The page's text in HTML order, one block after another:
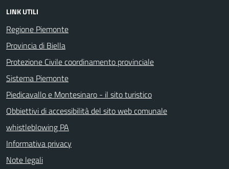
LINK UTILI
Regione Piemonte
Provincia di Biella
Protezione Civile coordinamento provinciale
Sistema Piemonte
Piedicavallo e Montesinaro - il sito turistico
Obbiettivi di accessibilità del sito web comunale
whistleblowing PA
Informativa privacy
Note legali